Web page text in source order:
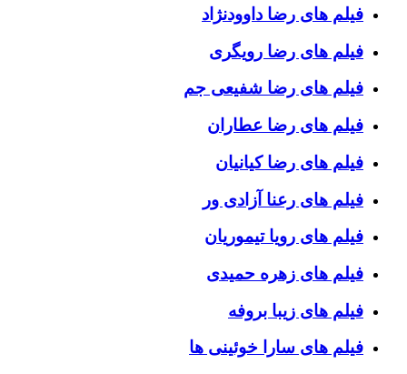
فیلم های رضا داوودنژاد
فیلم های رضا رویگری
فیلم های رضا شفیعی جم
فیلم های رضا عطاران
فیلم های رضا کیانیان
فیلم های رعنا آزادی ور
فیلم های رویا تیموریان
فیلم های زهره حمیدی
فیلم های زیبا بروفه
فیلم های سارا خوئینی ها